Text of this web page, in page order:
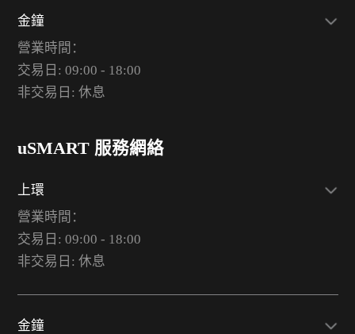
金鐘
營業時間：
交易日: 09:00 - 18:00
非交易日: 休息
uSMART 服務網絡
上環
營業時間：
交易日: 09:00 - 18:00
非交易日: 休息
金鐘